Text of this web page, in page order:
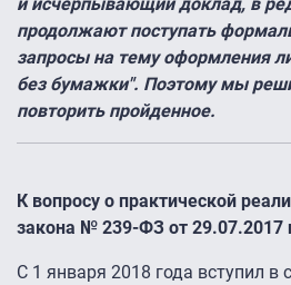
и исчерпывающий доклад, в
продолжают поступать
запросы на тему оформления
без бумажки". Поэтому мы
повторить пройденное.
К вопросу о практической
закона № 239-ФЗ от 29.07.2017
С 1 января 2018 года вступил в